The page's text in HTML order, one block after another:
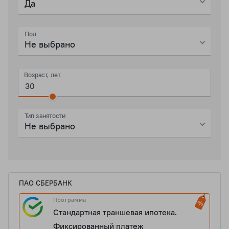
Да
Пол
Не выбрано
Возраст, лет
Тип занятости
Не выбрано
ПАО СБЕРБАНК
Программа
Стандартная траншевая ипотека.
Фиксированный платеж